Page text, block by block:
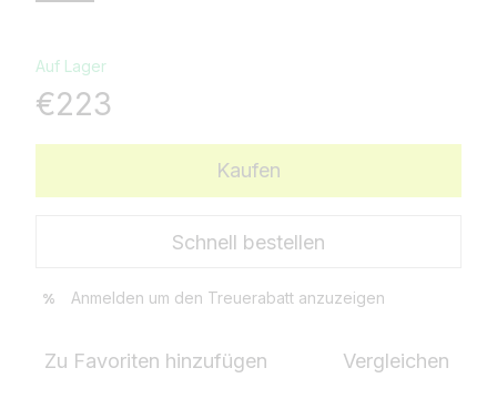
Auf Lager
€223
Kaufen
Schnell bestellen
% Anmelden um den Treuerabatt anzuzeigen
Zu Favoriten hinzufügen Vergleichen